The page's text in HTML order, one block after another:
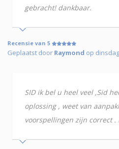
gebracht! dankbaar.
Recensie van 5
Geplaatst door Raymond op
SID ik bel u heel veel ,Sid
oplossing , weet van
voorspellingen zijn correct .